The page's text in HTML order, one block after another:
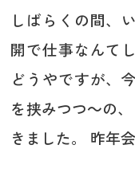
しばらくの間、
開で仕事なんて
どうやですが、
を挟みつつ～の
きました。 昨年